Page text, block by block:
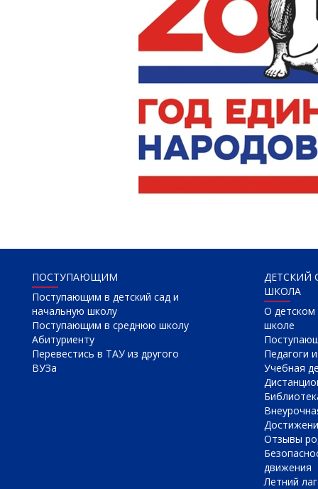
ПОСТУПАЮЩИМ
Поступающим в детский сад и
начальную школу
Поступающим в среднюю школу
Абитуриенту
Перевестись в ТАУ из другого
ВУЗа
ДЕТСКИЙ
ШКОЛА
О детском
школе
Педагоги
Учебная
Отзывы
движения
Летний